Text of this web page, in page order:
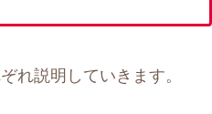
れ説明していきます。